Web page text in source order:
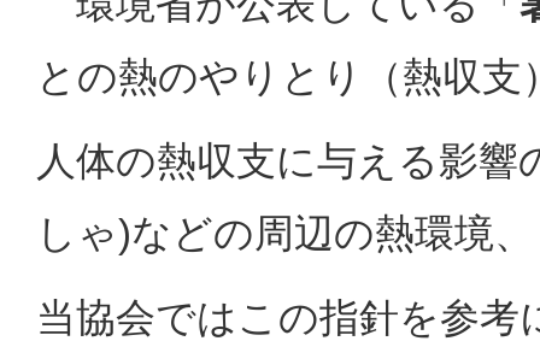
との熱のやりとり（熱収
人体の熱収支に与える影
しゃ)などの周辺の熱環境
当協会ではこの指針を参